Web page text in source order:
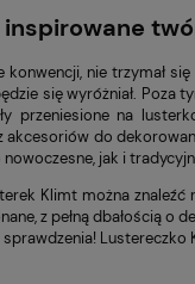
konwencji, nie trzymał
się wyróżniał. Poza
przeniesione na
do
jak i
Klimt można
z pełną dbałością o